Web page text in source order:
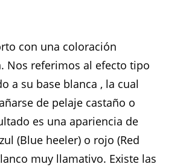
con una coloración
Nos referimos al efecto tipo
a su base blanca , la cual
de pelaje castaño o
es una apariencia de
(Blue heeler) o rojo (Red
muy llamativo. Existe las